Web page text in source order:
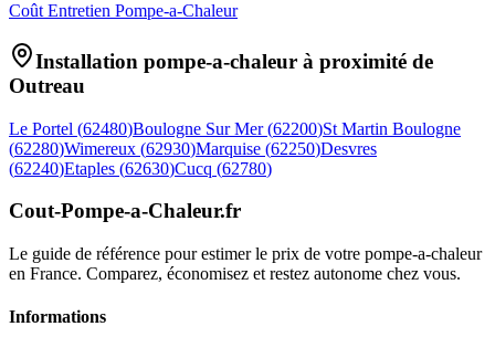
Coût Entretien Pompe-a-Chaleur
Installation pompe-a-chaleur à proximité de
Outreau
Le Portel (62480)Boulogne Sur Mer (62200)St Martin Boulogne
(62280)Wimereux (62930)Marquise (62250)Desvres
(62240)Etaples (62630)Cucq (62780)
Cout-Pompe-a-Chaleur.fr
Le guide de référence pour estimer le prix de votre pompe-a-chaleur
en France. Comparez, économisez et restez autonome chez vous.
Informations